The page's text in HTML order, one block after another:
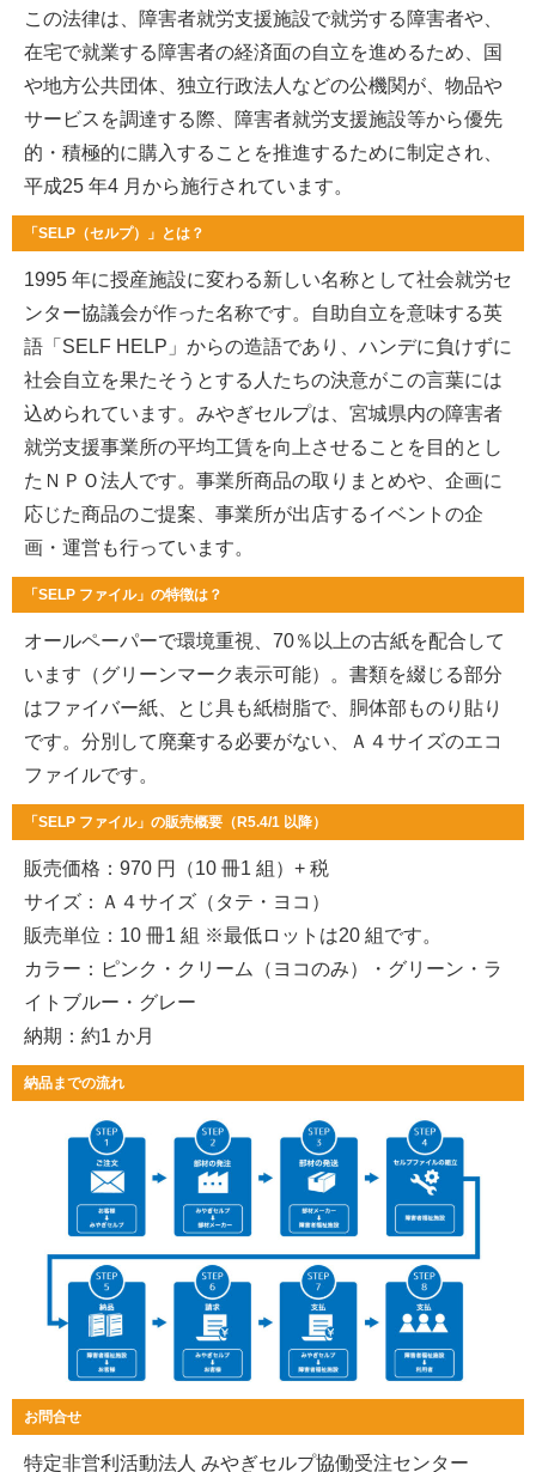
この法律は、障害者就労支援施設で就労する障害者や、
在宅で就業する障害者の経済面の自立を進めるため、国
や地方公共団体、独立行政法人などの公機関が、物品や
サービスを調達する際、障害者就労支援施設等から優先
的・積極的に購入することを推進するために制定され、
平成25 年4 月から施行されています。
「SELP（セルプ）」とは？
1995 年に授産施設に変わる新しい名称として社会就労セ
ンター協議会が作った名称です。自助自立を意味する英
語「SELF HELP」からの造語であり、ハンデに負けずに
社会自立を果たそうとする人たちの決意がこの言葉には
込められています。みやぎセルプは、宮城県内の障害者
就労支援事業所の平均工賃を向上させることを目的とし
たＮＰＯ法人です。事業所商品の取りまとめや、企画に
応じた商品のご提案、事業所が出店するイベントの企
画・運営も行っています。
「SELP ファイル」の特徴は？
オールペーパーで環境重視、70％以上の古紙を配合して
います（グリーンマーク表示可能）。書類を綴じる部分
はファイバー紙、とじ具も紙樹脂で、胴体部ものり貼り
です。分別して廃棄する必要がない、Ａ４サイズのエコ
ファイルです。
「SELP ファイル」の販売概要（R5.4/1 以降）
販売価格：970 円（10 冊1 組）+ 税
サイズ：Ａ４サイズ（タテ・ヨコ）
販売単位：10 冊1 組 ※最低ロットは20 組です。
カラー：ピンク・クリーム（ヨコのみ）・グリーン・ラ
イトブルー・グレー
納期：約1 か月
納品までの流れ
お問合せ
特定非営利活動法人 みやぎセルプ協働受注センター